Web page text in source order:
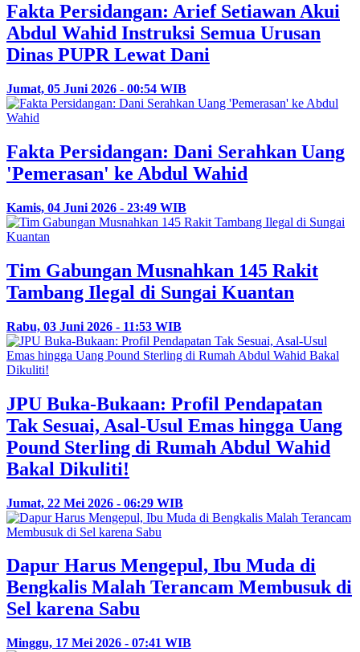
Fakta Persidangan: Arief Setiawan Akui
Abdul Wahid Instruksi Semua Urusan
Dinas PUPR Lewat Dani
Jumat, 05 Juni 2026 - 00:54 WIB
Fakta Persidangan: Dani Serahkan Uang
'Pemerasan' ke Abdul Wahid
Kamis, 04 Juni 2026 - 23:49 WIB
Tim Gabungan Musnahkan 145 Rakit
Tambang Ilegal di Sungai Kuantan
Rabu, 03 Juni 2026 - 11:53 WIB
JPU Buka-Bukaan: Profil Pendapatan
Tak Sesuai, Asal-Usul Emas hingga Uang
Pound Sterling di Rumah Abdul Wahid
Bakal Dikuliti!
Jumat, 22 Mei 2026 - 06:29 WIB
Dapur Harus Mengepul, Ibu Muda di
Bengkalis Malah Terancam Membusuk di
Sel karena Sabu
Minggu, 17 Mei 2026 - 07:41 WIB